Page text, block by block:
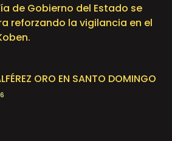
de Gobierno del Estado se
reforzando la vigilancia en el
ORO EN SANTO DOMINGO